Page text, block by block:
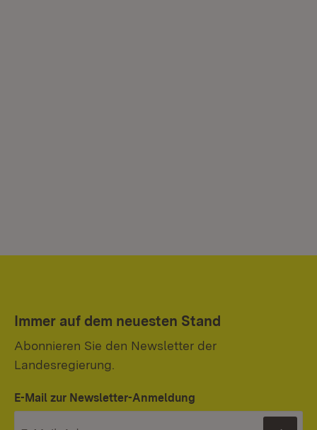
Immer auf dem neuesten Stand
Abonnieren Sie den Newsletter der
Landesregierung.
E-Mail zur Newsletter-Anmeldung